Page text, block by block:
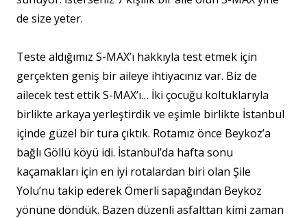
de size yeter.
Teste aldığımız S-MAX’ı hakkıyla test etmek için
gerçekten geniş bir aileye ihtiyacınız var. Biz de
ailecek test ettik S-MAX’ı… İki çocuğu koltuklarıyla
birlikte arkaya yerleştirdik ve eşimle birlikte İstanbul
içinde güzel bir tura çıktık. Rotamız önce Beykoz’a
bağlı Göllü köyü idi. İstanbul’da hafta sonu
kaçamakları için en iyi rotalardan biri olan Şile
Yolu’nu takip ederek Ömerli sapağından Beykoz
yönüne döndük. Bazen düzenli asfalttan kimi zaman